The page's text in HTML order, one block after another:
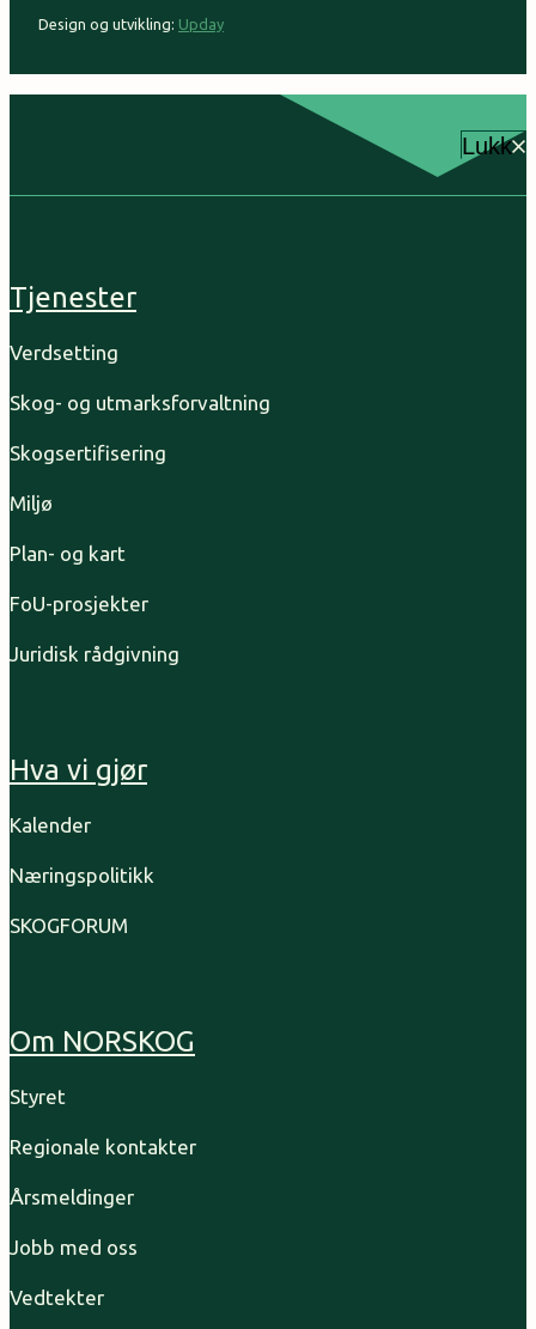
Design og utvikling: Upday
Lukk
Tjenester
Verdsetting
Skog- og utmarksforvaltning
Skogsertifisering
Miljø
Plan- og kart
FoU-prosjekter
Juridisk rådgivning
Hva vi gjør
Kalender
Næringspolitikk
SKOGFORUM
Om NORSKOG
Styret
Regionale kontakter
Årsmeldinger
Jobb med oss
Vedtekter